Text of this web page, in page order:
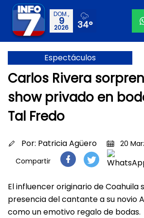
DOM.,
9
2026 34°
Espectáculos
Carlos Rivera
show privado en
Tal Fredo
Por: Patricia Agüero
20
Compartir
El influencer originario de Coahuila
presencia del cantante a su novio
como un emotivo regalo de bodas.